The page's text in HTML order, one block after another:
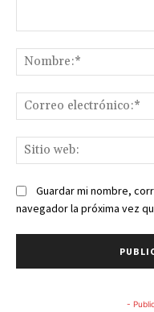
Guardar mi nombre,
navegador la próxima vez
-